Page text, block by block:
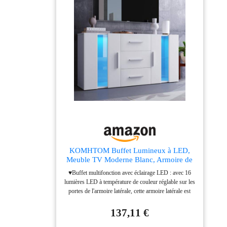
KOMHTOM Buffet Lumineux à LED,
Meuble TV Moderne Blanc, Armoire de
Rangement avec 3 tiroirs et 2 Portes,
Commode pour Salon, Chambre à
Coucher, Couloir et Salle à Manger (H)
♥Buffet multifonction avec éclairage LED : avec 16
lumières LED à température de couleur réglable sur les
portes de l'armoire latérale, cette armoire latérale est
chambre ou votre salon. Avec ses dimensions de 140 x
35 x 70 cm, elle peut être utilisée soit comme meuble
137,11 €